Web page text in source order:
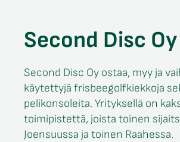
Second Disc Oy
Second Disc Oy ostaa, myy ja
käytettyjä frisbeegolfkiekkoja
pelikonsoleita. Yrityksellä on
toimipistettä, joista toinen
Joensuussa ja toinen Raahessa.